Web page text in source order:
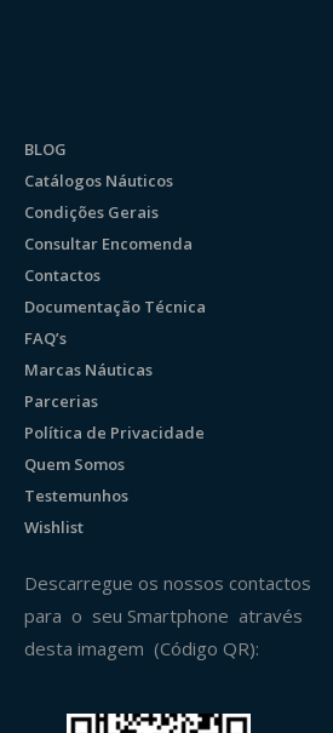
BLOG
Catálogos Náuticos
Condições Gerais
Consultar Encomenda
Contactos
Documentação Técnica
FAQ’s
Marcas Náuticas
Parcerias
Política de Privacidade
Quem Somos
Testemunhos
Wishlist
Descarregue os nossos contactos
para o seu Smartphone através
desta imagem (Código QR):